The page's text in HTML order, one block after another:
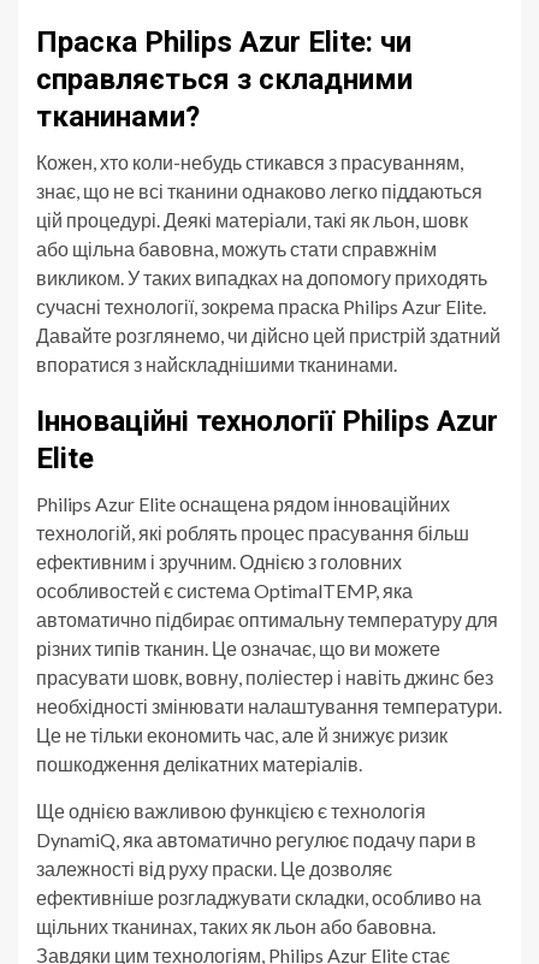
Праска Philips Azur Elite: чи
справляється з складними
тканинами?
Кожен, хто коли-небудь стикався з прасуванням,
знає, що не всі тканини однаково легко піддаються
цій процедурі. Деякі матеріали, такі як льон, шовк
або щільна бавовна, можуть стати справжнім
викликом. У таких випадках на допомогу приходять
сучасні технології, зокрема праска Philips Azur Elite.
Давайте розглянемо, чи дійсно цей пристрій здатний
впоратися з найскладнішими тканинами.
Інноваційні технології Philips Azur
Elite
Philips Azur Elite оснащена рядом інноваційних
технологій, які роблять процес прасування більш
ефективним і зручним. Однією з головних
особливостей є система OptimalTEMP, яка
автоматично підбирає оптимальну температуру для
різних типів тканин. Це означає, що ви можете
прасувати шовк, вовну, поліестер і навіть джинс без
необхідності змінювати налаштування температури.
Це не тільки економить час, але й знижує ризик
пошкодження делікатних матеріалів.
Ще однією важливою функцією є технологія
DynamiQ, яка автоматично регулює подачу пари в
залежності від руху праски. Це дозволяє
ефективніше розгладжувати складки, особливо на
щільних тканинах, таких як льон або бавовна.
Завдяки цим технологіям, Philips Azur Elite стає